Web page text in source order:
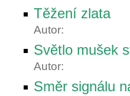
Těžení zlata
Autor:
Světlo mušek
Autor:
Směr signálu